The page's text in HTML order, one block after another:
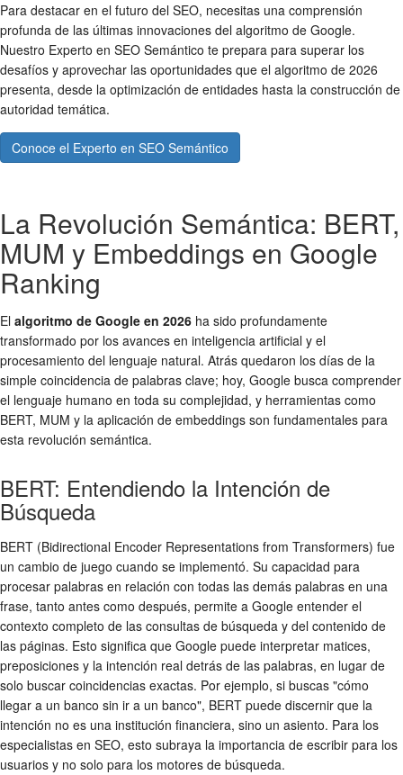
Para destacar en el futuro del SEO, necesitas una comprensión
profunda de las últimas innovaciones del algoritmo de Google.
Nuestro Experto en SEO Semántico te prepara para superar los
desafíos y aprovechar las oportunidades que el algoritmo de 2026
presenta, desde la optimización de entidades hasta la construcción de
autoridad temática.
Conoce el Experto en SEO Semántico
La Revolución Semántica: BERT,
MUM y Embeddings en Google
Ranking
El algoritmo de Google en 2026 ha sido profundamente
transformado por los avances en inteligencia artificial y el
procesamiento del lenguaje natural. Atrás quedaron los días de la
simple coincidencia de palabras clave; hoy, Google busca comprender
el lenguaje humano en toda su complejidad, y herramientas como
BERT, MUM y la aplicación de embeddings son fundamentales para
esta revolución semántica.
BERT: Entendiendo la Intención de
Búsqueda
BERT (Bidirectional Encoder Representations from Transformers) fue
un cambio de juego cuando se implementó. Su capacidad para
procesar palabras en relación con todas las demás palabras en una
frase, tanto antes como después, permite a Google entender el
contexto completo de las consultas de búsqueda y del contenido de
las páginas. Esto significa que Google puede interpretar matices,
preposiciones y la intención real detrás de las palabras, en lugar de
solo buscar coincidencias exactas. Por ejemplo, si buscas "cómo
llegar a un banco sin ir a un banco", BERT puede discernir que la
intención no es una institución financiera, sino un asiento. Para los
especialistas en SEO, esto subraya la importancia de escribir para los
usuarios y no solo para los motores de búsqueda.